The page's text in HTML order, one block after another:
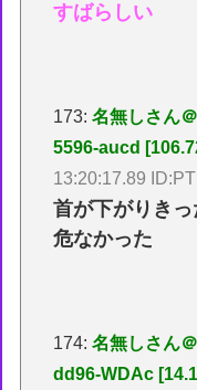
すばらしい
173:名無しさん
5596-aucd
13:20:17.89
首が下がりき
危なかった
174:名無しさん
dd96-WDAc